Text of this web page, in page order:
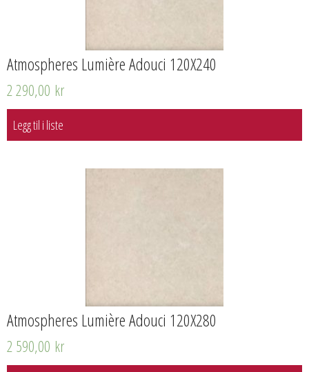
Atmospheres Lumière Adouci 120X240
2 290,00 kr
Legg til i liste
Atmospheres Lumière Adouci 120X280
2 590,00 kr